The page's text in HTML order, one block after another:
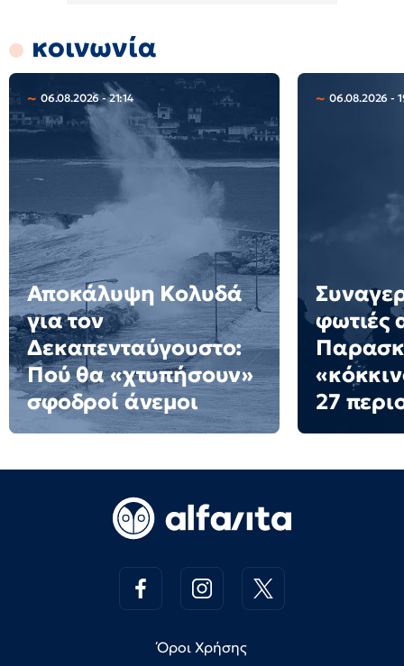
κοινωνία
06.08.2026 - 21:14
Αποκάλυψη Κολυδά
για τον
Δεκαπενταύγουστο:
Πού θα «χτυπήσουν»
σφοδροί άνεμοι
06.08.2026 -
φωτιές
27
Όροι Χρήσης